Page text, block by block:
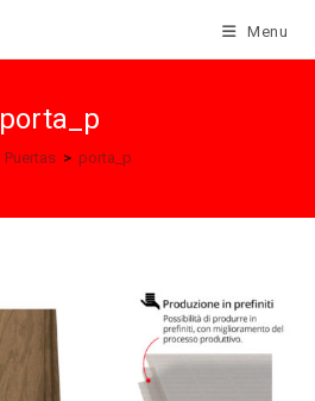
Menu
porta_p
Puertas > porta_p